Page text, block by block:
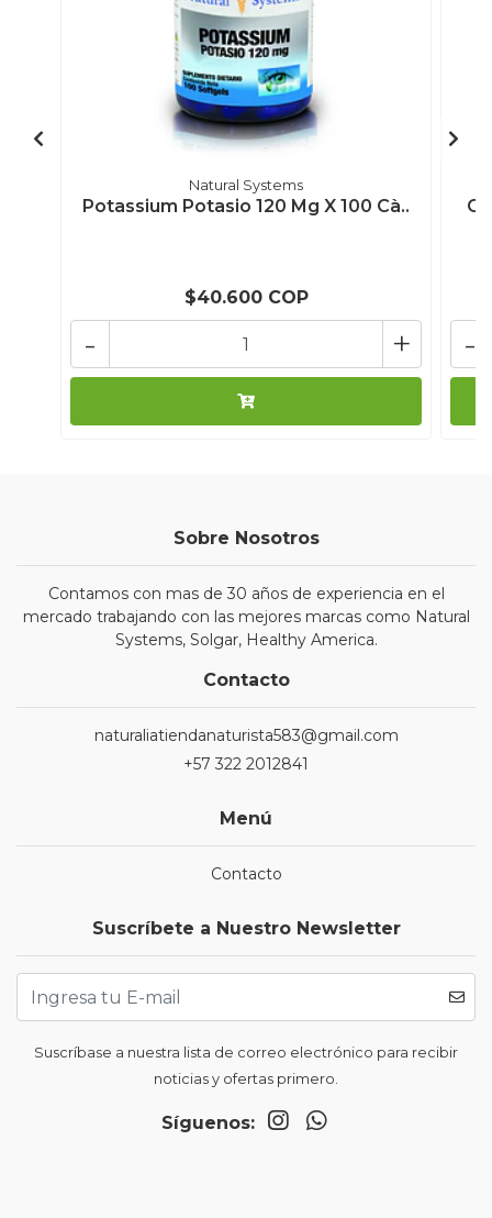
Natural Systems
Potassium Potasio 120 Mg X 100 Cà..
$40.600 COP
+
- -
Sobre Nosotros
Contamos con mas de 30 años de experiencia en el
mercado trabajando con las mejores marcas como Natural
Systems, Solgar, Healthy America.
Contacto
naturaliatiendanaturista583@gmail.com
+57 322 2012841
Menú
Contacto
Suscríbete a Nuestro Newsletter
Suscríbase a nuestra lista de correo electrónico para recibir
noticias y ofertas primero.
Síguenos: